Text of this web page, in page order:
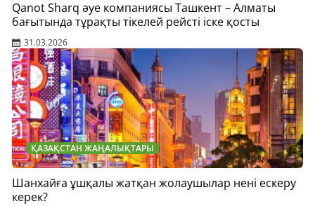
Qanot Sharq әуе компаниясы Ташкент – Алматы
бағытында тұрақты тікелей рейсті іске қосты
31.03.2026
ҚАЗАҚСТАН ЖАҢАЛЫҚТАРЫ
Шанхайға ұшқалы жатқан жолаушылар нені ескеру
керек?